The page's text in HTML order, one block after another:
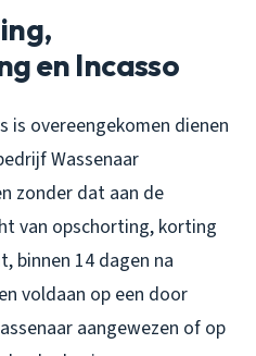
en Incasso
is overeengekomen dienen
Wassenaar
zonder dat aan de
van opschorting, korting
binnen 14 dagen na
voldaan op een door
aangewezen of op